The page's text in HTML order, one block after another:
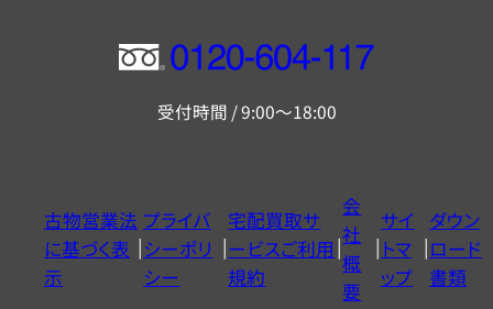
フ
ー
ヤ
ル
0120604117
受付時間 / 9:00～18:00
古物営業法
に基づく表
示
プライバ
シーポリ
シー
宅配買取サ
ービスご利用
規約
会
社
概
要
サイ
トマ
ップ
ダウン
ロード
書類